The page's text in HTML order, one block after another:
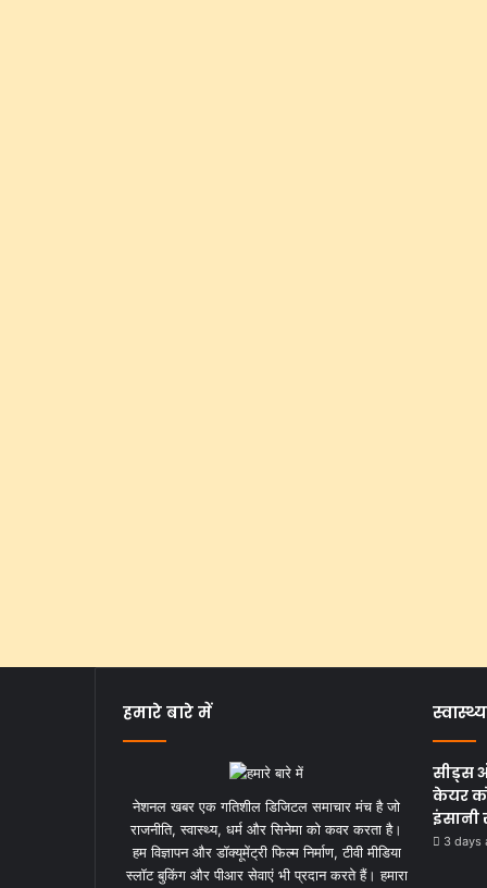
हमारे बारे में
नेशनल खबर एक गतिशील डिजिटल समाचार मंच है जो
राजनीति, स्वास्थ्य, धर्म और सिनेमा को कवर करता है।
हम विज्ञापन और डॉक्यूमेंट्री फिल्म निर्माण, टीवी मीडिया
स्लॉट बुकिंग और पीआर सेवाएं भी प्रदान करते हैं। हमारा
स्वास्थ्य
सीड्स
केयर
3 days